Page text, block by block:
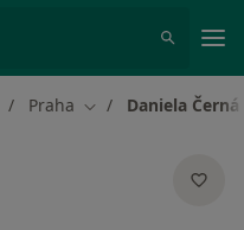
Praha Změna města
Daniela Černá